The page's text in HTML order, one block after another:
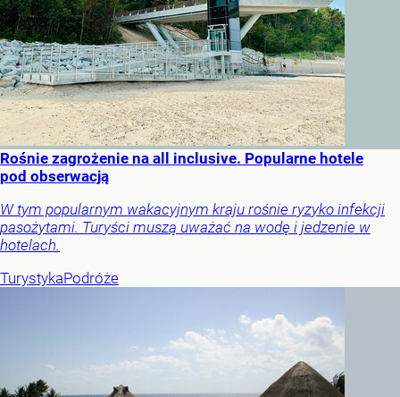
Rośnie zagrożenie na all inclusive. Popularne hotele
pod obserwacją
W tym popularnym wakacyjnym kraju rośnie ryzyko infekcji
pasożytami. Turyści muszą uważać na wodę i jedzenie w
hotelach.
TurystykaPodróże